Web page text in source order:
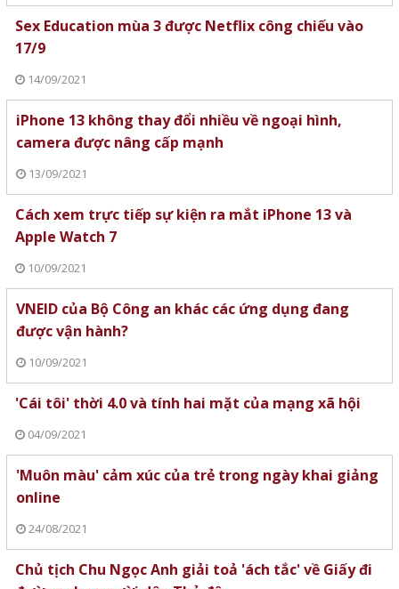
Sex Education mùa 3 được Netflix công chiếu vào
17/9
14/09/2021
iPhone 13 không thay đổi nhiều về ngoại hình,
camera được nâng cấp mạnh
13/09/2021
Cách xem trực tiếp sự kiện ra mắt iPhone 13 và
Apple Watch 7
10/09/2021
VNEID của Bộ Công an khác các ứng dụng đang
được vận hành?
10/09/2021
'Cái tôi' thời 4.0 và tính hai mặt của mạng xã hội
04/09/2021
'Muôn màu' cảm xúc của trẻ trong ngày khai giảng
online
24/08/2021
Chủ tịch Chu Ngọc Anh giải toả 'ách tắc' về Giấy đi